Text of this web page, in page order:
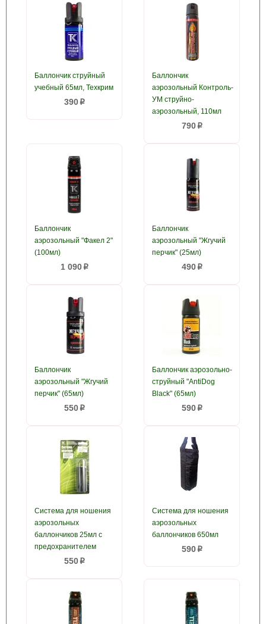
Баллончик струйный
учебный 65мл, Техкрим
390p
Баллончик
аэрозольный Контроль-
УМ струйно-
аэрозольный, 110мл
790p
Баллончик
аэрозольный "Факел 2"
(100мл)
1 090p
Баллончик
аэрозольный "Жгучий
перчик" (25мл)
490p
Баллончик
аэрозольный "Жгучий
перчик" (65мл)
550p
Баллончик аэрозольно-
струйный "AntiDog
Black" (65мл)
590p
Система для ношения
аэрозольных
баллончиков 25мл с
предохранителем
550p
Система для ношения
аэрозольных
баллончиков 650мл
590p